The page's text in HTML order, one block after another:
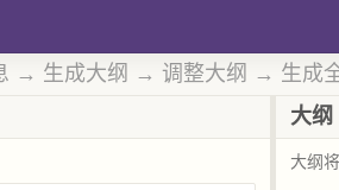
→ 生成大纲 → 调整大纲 → 生成
大纲